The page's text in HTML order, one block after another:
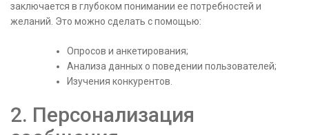
заключается в глубоком понимании ее потребностей и
желаний. Это можно сделать с помощью:
Опросов и анкетирования;
Анализа данных о поведении пользователей;
Изучения конкурентов.
2. Персонализация